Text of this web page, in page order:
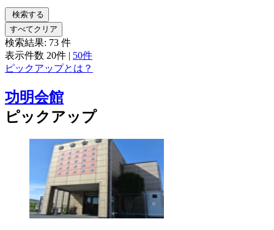
検索する
すべてクリア
検索結果: 73 件
表示件数 20件 | 50件
ピックアップとは？
功明会館
ピックアップ